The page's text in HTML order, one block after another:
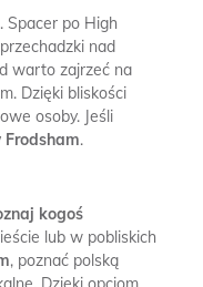
Spacer po High
nad
warto zajrzeć na
Dzięki bliskości
osoby. Jeśli
.
kogoś
lub w pobliskich
, poznać polską